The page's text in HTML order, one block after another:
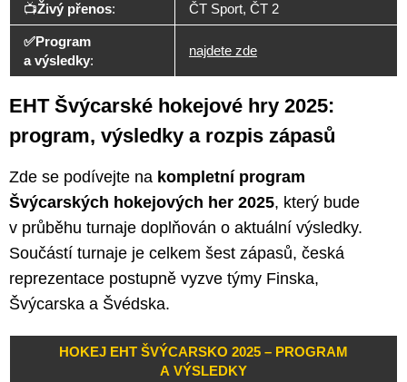
📺Živý přenos: ČT Sport, ČT 2
✅Program
a výsledky:
najdete zde
EHT Švýcarské hokejové hry 2025:
program, výsledky a rozpis zápasů
Zde se podívejte na kompletní program
Švýcarských hokejových her 2025, který bude
v průběhu turnaje doplňován o aktuální výsledky.
Součástí turnaje je celkem šest zápasů, česká
reprezentace postupně vyzve týmy Finska,
Švýcarska a Švédska.
HOKEJ EHT ŠVÝCARSKO 2025 – PROGRAM
A VÝSLEDKY